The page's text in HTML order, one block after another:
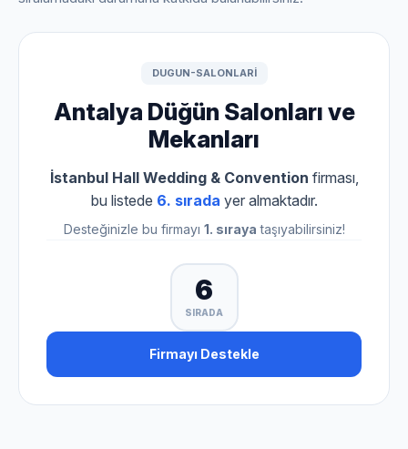
DUGUN-SALONLARI
Antalya Düğün Salonları ve
Mekanları
İstanbul Hall Wedding & Convention firması,
bu listede 6. sırada yer almaktadır.
Desteğinizle bu firmayı 1. sıraya taşıyabilirsiniz!
6
SIRADA
Firmayı Destekle